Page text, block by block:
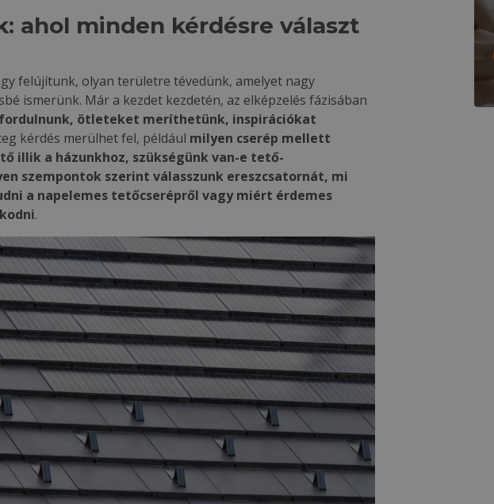
ahol minden kérdésre választ
felújítunk, olyan területre tévedünk, amelyet nagy
ismerünk. Már a kezdet kezdetén, az elképzelés fázisában
ötleteket meríthetünk, inspirációkat
kérdés merülhet fel, például milyen cserép mellett
illik a házunkhoz, szükségünk van-e tető-
szempontok szerint válasszunk ereszcsatornát, mi
a napelemes tetőcserépről vagy miért érdemes
.